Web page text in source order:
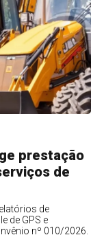
prestação
de
de
de GPS e
nº 010/2026.